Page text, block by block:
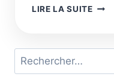
LIRE LA SUITEC’EST
Rechercher :